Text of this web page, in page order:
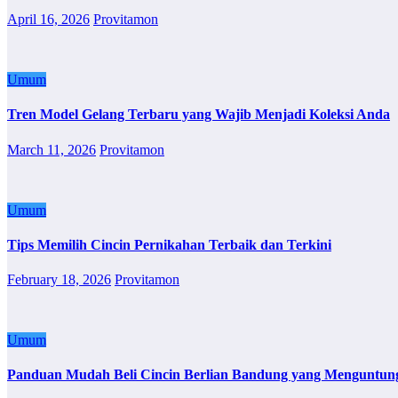
April 16, 2026 Provitamon
Umum
Tren Model Gelang Terbaru yang Wajib Menjadi Koleksi Anda
March 11, 2026 Provitamon
Umum
Tips Memilih Cincin Pernikahan Terbaik dan Terkini
February 18, 2026 Provitamon
Umum
Panduan Mudah Beli Cincin Berlian Bandung yang